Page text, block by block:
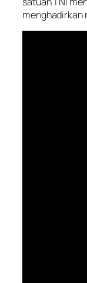
menghadirkan